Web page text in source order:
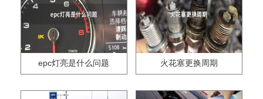
epc灯亮是什么问题 火花塞更换周期